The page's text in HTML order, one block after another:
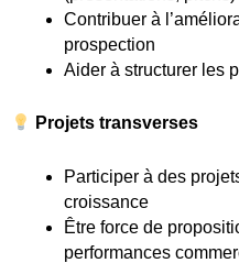
Contribuer à
prospection
Aider à structurer les
Projets transverses
Participer à des
croissance
Être force de
performances